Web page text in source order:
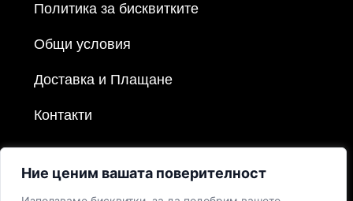
Ние ценим вашата поверителност
Политика за бисквитките
Общи условия
Доставка и Плащане
Контакти